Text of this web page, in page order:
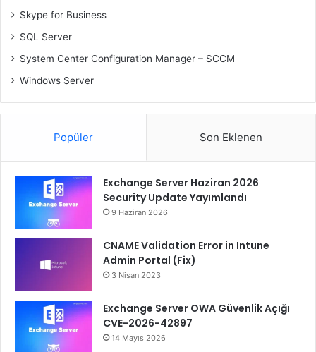
Skype for Business
SQL Server
System Center Configuration Manager – SCCM
Windows Server
Popüler Son Eklenen
Exchange Server Haziran 2026
Security Update Yayımlandı
9 Haziran 2026
CNAME Validation Error in Intune
Admin Portal (Fix)
3 Nisan 2023
Exchange Server OWA Güvenlik Açığı
CVE-2026-42897
14 Mayıs 2026